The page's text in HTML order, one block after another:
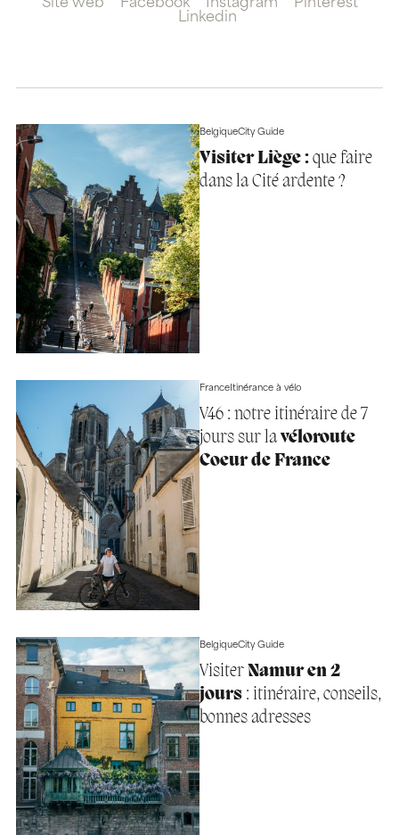
Site web Facebook Instagram
Pinterest
Linkedin
BelgiqueCity Guide
Visiter Liège :que faire
dans la Cité ardente ?
FranceItinérance à vélo
V46 : notre itinéraire de 7
jours sur lavéloroute
Coeur de France
BelgiqueCity Guide
VisiterNamur en 2
jours: itinéraire, conseils,
bonnes adresses